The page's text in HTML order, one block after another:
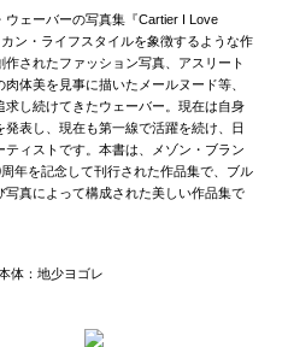
ェーバーの写真集『Cartier I Love
ン・ライフスタイルを象徴するような作
されたファッション写真、アスリート
体美を見事に描いたメールヌード等、
し続けてきたウェーバー。現在は自身
表し、現在も第一線で活躍を続け、日
ィストです。本書は、メゾン・ブラン
年を記念して刊行された作品集で、ブル
真によって構成された美しい作品集で
体：地少ヨゴレ